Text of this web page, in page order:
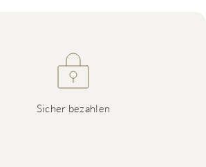
Sicher bezahlen